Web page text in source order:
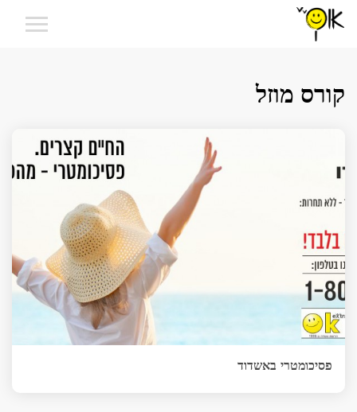
קורס מוזל
פסיכומטרי באשדוד